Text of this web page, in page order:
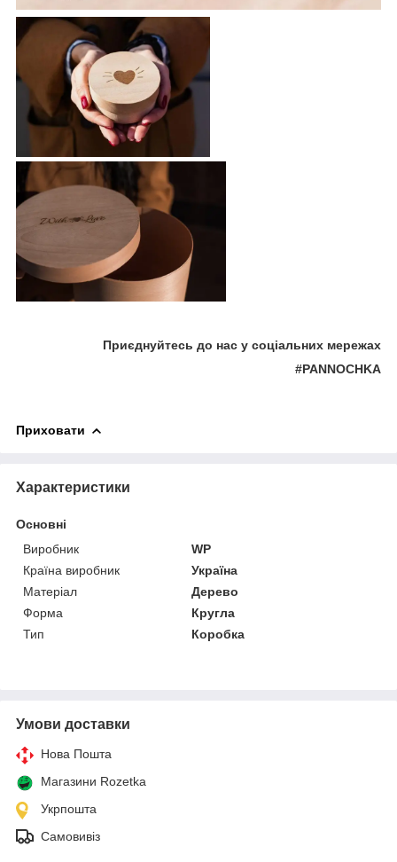
Приєднуйтесь до нас у соціальних мережах
#PANNOCHKA
Приховати
Характеристики
Основні
Виробник
WP
Країна виробник
Україна
Матеріал
Дерево
Форма
Кругла
Тип
Коробка
Умови доставки
Нова Пошта
Магазини Rozetka
Укрпошта
Самовивіз